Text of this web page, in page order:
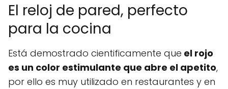
El reloj de pared, perfecto
para la cocina
Está demostrado cientificamente que el rojo
es un color estimulante que abre el apetito,
por ello es muy utilizado en restaurantes y en